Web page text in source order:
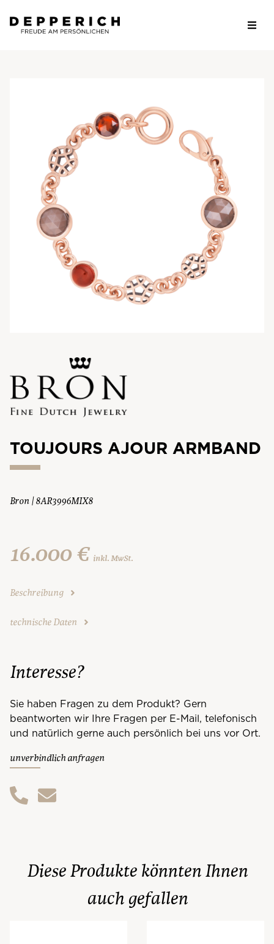
TOUJOURS AJOUR ARMBAND
Bron | 8AR3996MIX8
16.000 € inkl. MwSt.
Beschreibung
technische Daten
Interesse?
Sie haben Fragen zu dem Produkt? Gern
beantworten wir Ihre Fragen per E-Mail, telefonisch
und natürlich gerne auch persönlich bei uns vor Ort.
unverbindlich anfragen
Diese Produkte könnten Ihnen
auch gefallen